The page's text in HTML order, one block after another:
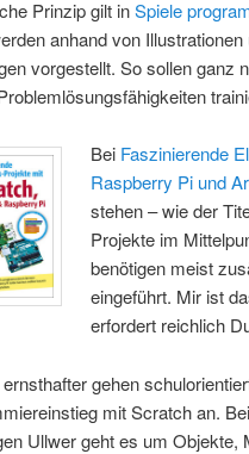
Prinzip gilt inSpiele
anhand von
vorgestellt. So sollen ganz
Bei Faszinierende
Raspberry Pi und
stehen – wie der
Projekte im
benötigen meist
eingeführt. Mir ist
erfordert reichlich
gehen
mit Scratch an. Bei
Ullwer geht es um Objekte,